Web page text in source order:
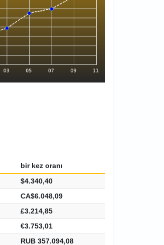
bir kez oranı
$4.340,40
CA$6.048,09
£3.214,85
€3.753,01
RUB 357.094,08